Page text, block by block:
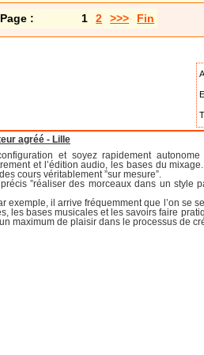
: 1 2 >>> Fin
agréé - Lille
et soyez rapidement
et l’édition audio, les bases du
cours véritablement ”sur mesure”.
”réaliser des morceaux dans un style
il arrive fréquemment que l’on se
les bases musicales et les savoirs faire
maximum de plaisir dans le processus de